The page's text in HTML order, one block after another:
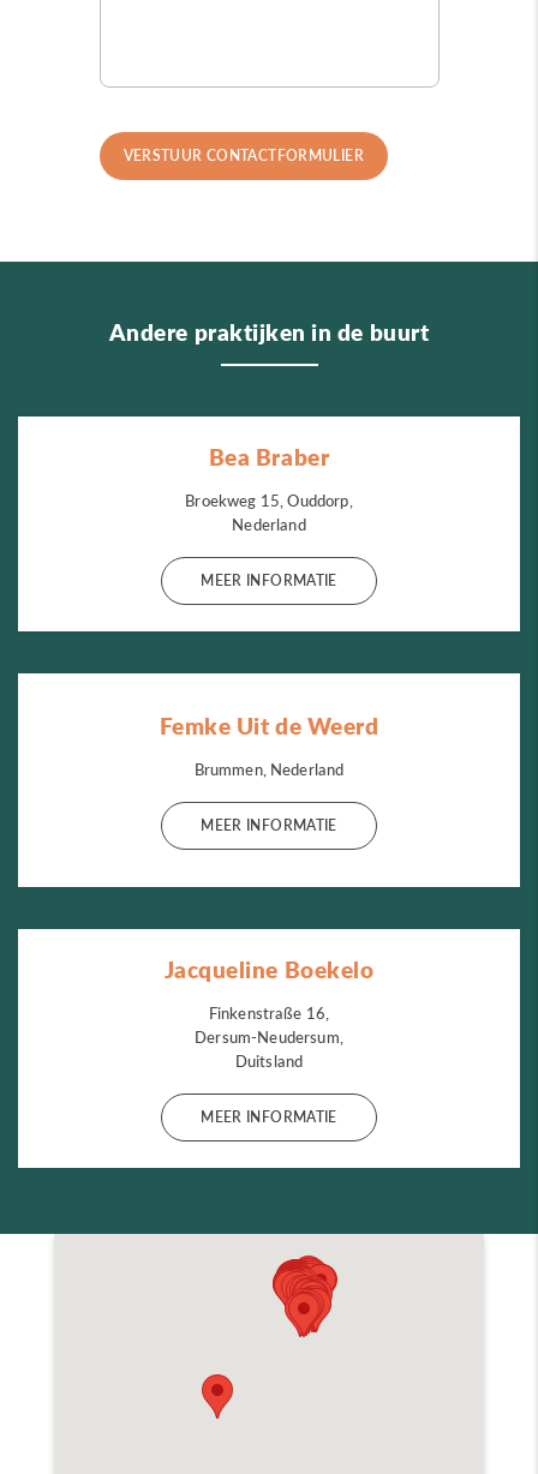
Andere praktijken in de buurt
Bea Braber
Broekweg 15, Ouddorp,
Nederland
MEER INFORMATIE
Femke Uit de Weerd
Brummen, Nederland
MEER INFORMATIE
Jacqueline Boekelo
Finkenstraße 16,
Dersum-Neudersum,
Duitsland
MEER INFORMATIE